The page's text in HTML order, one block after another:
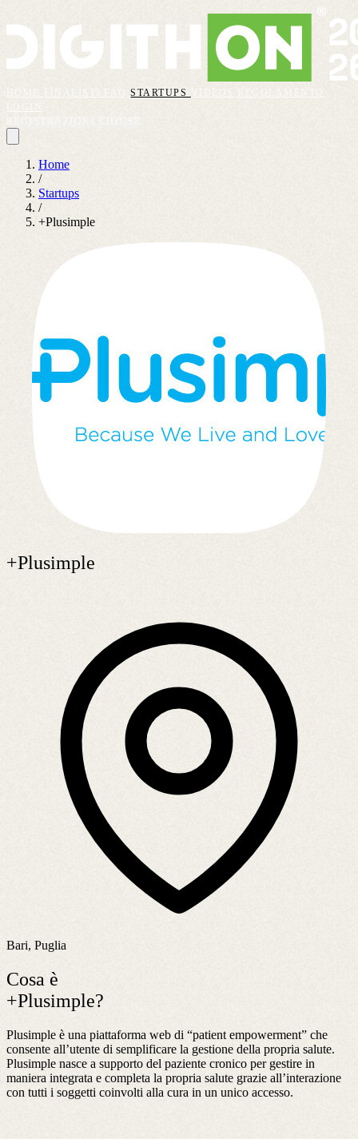
FAQSTARTUPS VIDEOS
REGOLAMENTO
Home
/
Startups
/
+Plusimple
+Plusimple
Bari, Puglia
Cosa è
+Plusimple?
Plusimple è una piattaforma web di “patient empowerment” che
consente all’utente di semplificare la gestione della propria salute.
Plusimple nasce a supporto del paziente cronico per gestire in
maniera integrata e completa la propria salute grazie all’interazione
con tutti i soggetti coinvolti alla cura in un unico accesso.